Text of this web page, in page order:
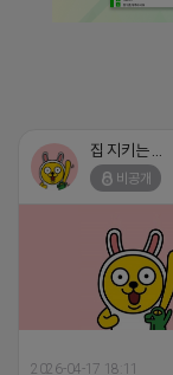
비공개
2026-04-17 18:11